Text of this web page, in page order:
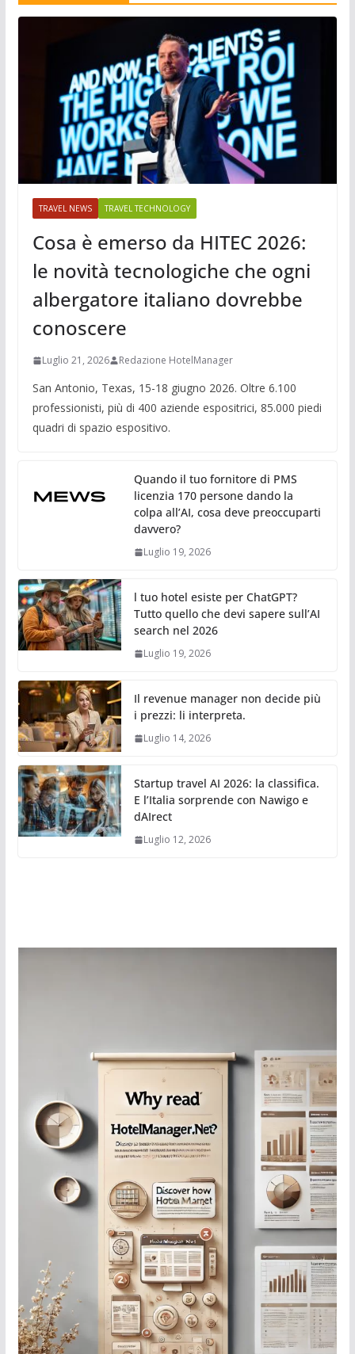
TRAVEL NEWS TRAVEL TECHNOLOGY
Cosa è emerso da HITEC 2026:
le novità tecnologiche che ogni
albergatore italiano dovrebbe
conoscere
Luglio 21, 2026 Redazione HotelManager
San Antonio, Texas, 15-18 giugno 2026. Oltre 6.100
professionisti, più di 400 aziende espositrici, 85.000 piedi
quadri di spazio espositivo.
Quando il tuo fornitore di PMS
licenzia 170 persone dando la
colpa all’AI, cosa deve preoccuparti
davvero?
Luglio 19, 2026
l tuo hotel esiste per ChatGPT?
Tutto quello che devi sapere sull’AI
search nel 2026
Luglio 19, 2026
Il revenue manager non decide più
i prezzi: li interpreta.
Luglio 14, 2026
Startup travel AI 2026: la classifica.
E l’Italia sorprende con Nawigo e
dAIrect
Luglio 12, 2026